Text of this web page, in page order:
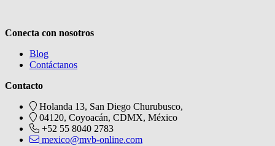
Conecta con nosotros
Blog
Contáctanos
Contacto
Holanda 13, San Diego Churubusco,
04120, Coyoacán, CDMX, México
+52 55 8040 2783
mexico@mvb-online.com